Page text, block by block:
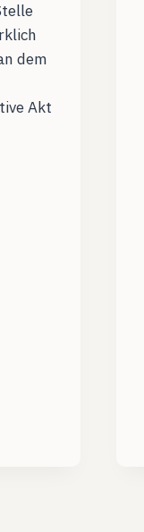
dem
Akt